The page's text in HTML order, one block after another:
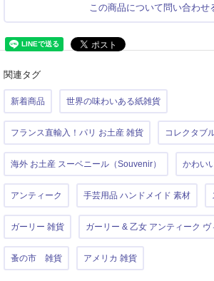
この商品について問い合わせ
関連タグ
新着商品 世界の味わいある紙雑貨
フランス直輸入！パリ お土産 雑貨 コレクタブ
海外 お土産 スーベニール（Souvenir） かわい
アンティーク 手芸用品 ハンドメイド 素材
ガーリー 雑貨 ガーリー & 乙女 アンティーク ヴ
蚤の市 雑貨 アメリカ 雑貨